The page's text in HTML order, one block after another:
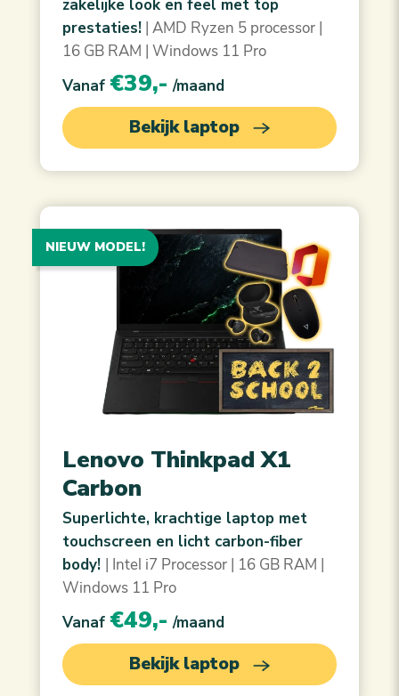
zakelijke look en feel met top
prestaties! | AMD Ryzen 5 processor |
16 GB RAM | Windows 11 Pro
Vanaf €39,- /maand
Bekijk laptop
NIEUW MODEL!
Lenovo Thinkpad X1
Carbon
Superlichte, krachtige laptop met
touchscreen en licht carbon-fiber
body! | Intel i7 Processor | 16 GB RAM |
Windows 11 Pro
Vanaf €49,- /maand
Bekijk laptop